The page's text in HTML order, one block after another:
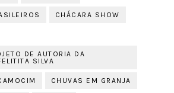
CHÁCARA SHOW
DE AUTORIA DA
SILVA
CHUVAS EM GRANJA